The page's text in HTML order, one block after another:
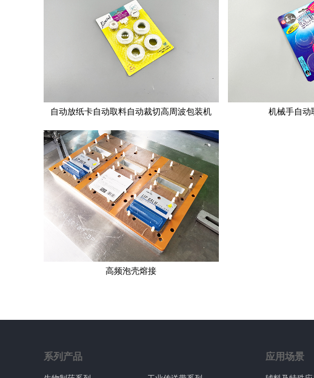
自动放纸卡自动取料自动裁切高周波包装机 机械手自动
高频泡壳熔接
系列产品 应用场景